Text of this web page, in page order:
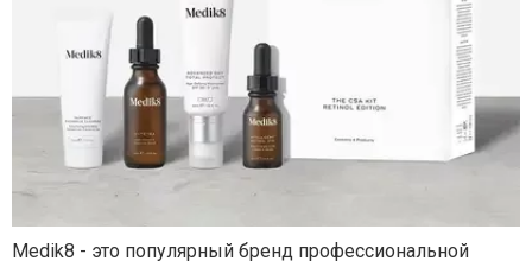
Medik8 - это популярный бренд профессиональной